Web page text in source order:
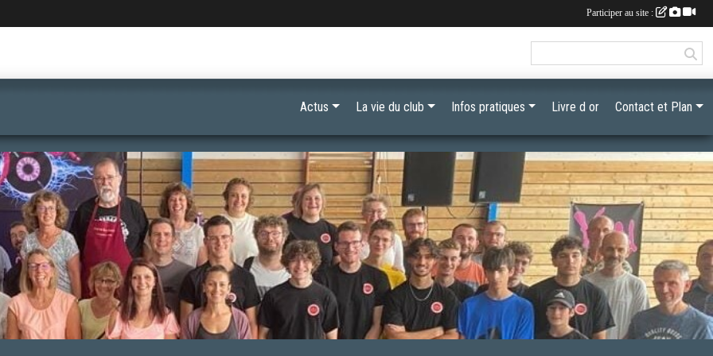
Actus La vie du club Infos pratiques Livre d or Contact et Plan
Participer au site :